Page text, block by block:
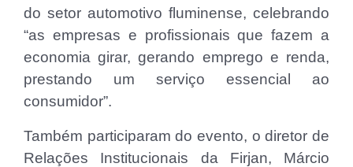
do setor automotivo fluminense, celebrando
“as empresas e profissionais que fazem a
economia girar, gerando emprego e renda,
prestando um serviço essencial ao
consumidor”.
Também participaram do evento, o diretor de
Relações Institucionais da Firjan, Márcio